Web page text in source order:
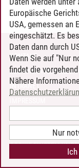
KONTAKT
LEUPHANA ALS
INTRANET
BARRIEREFREIHEIT
COOKIE-
Europäische
USA, gemessen an
eingeschätzt. Es
Daten dann durch
Wenn Sie auf "Nur
findet die
Nähere
Nur